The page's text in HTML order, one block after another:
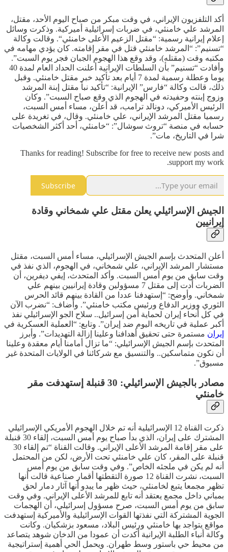
أكد التلفزيون الإيراني، في وقت مبكر من صباح اليوم الأحد، مقتل،
المرشد علي خامنئي، في ضربات إسرائيلية أميركية. وذكرت وسائل
إعلام إيرانية رسمية: “مقتل الزعيم الأعلى خامنئي“. وقالت وكالة
“تسنيم”: “المرشد خامنئي قتل في مقر إقامته. كان يؤدي مهامه في
مكتبه وقت (مقتله)، وقد وقع هذا الهجوم الجبان فجر يوم السبت”.
وأفادت “تسنيم” بأن السلطات الإيرانية أعلنت الحداد العام لمدة 40
يوما وعطلة رسمية لمدة 7 أيام بعد تأكيد خبر مقتل خامنئي. وقبل
ذلك، قالت وكالة “فارس” الإيرانية: “تأكيد نبأ مقتل إبنة المرشد
وزوج إبنته وحفيدته في الهجوم الذي وقع صباح السبت”. وكان
الرئيس الأميركي، دونالد ترامب، قد أعلن، مساء أمس السبت،
رسميا مقتل المرشد الإيراني، علي خامنئي. وقال، في تغريدة على
حسابه في منصة “تروث سوشال”: “خامنئي، أحد أكثر الشخصيات
شرا في التاريخ، مات”.
Thanks for reading! Subscribe for free to receive new posts and
support my work.
Subscribe
الجيش الإسرائيلي يعلن مقتل علي شمخاني وقادة
إيرانيين
أعلن المتحدث بإسم الجيش الإسرائيلي، مساء أمس السبت، مقتل
مستشار المرشد الإيراني، علي شمخاني، في الهجوم، الذي نفذ في
وقت سابق من يوم أمس السبت. وأكد المتحدث، إيفي ديفرين، أن
الضربات أدت إلى مقتل 7 مسؤولين وقادة إيرانيين بينهم علي
شمخاني. وأوضح: “إستهدفنا عددا من القادة بينهم قائد الحرس
الثوري ووزير الدفاع ورئيس مكتب خامنئي”. وأضاف: “نضرب الآن
في كل أنحاء إيران لحماية أمن إسرائيل.. سلاح الجو الإسرائيلي نفذ
أكبر عملية في تاريخه اليوم ضد إيران”. وتابع: “العملية العسكرية في
إيران مستمرة حتى تحقيق أهدافنا وعلينا إزالة التهديدات”. وأبرز
المتحدث بإسم الجيش الإسرائيلي: “ما تزال أمامنا أيام معقدة وعلينا
أن نكون متماسكين.. والتنسيق مع شركائنا في الولايات المتحدة غير
مسبوق”.
مصادر بالجيش الإسرائيلي: 30 قنبلة إستهدفت مقر
خامنئي
ذكرت القناة 12 الإسرائيلية أنه تم خلال الهجوم الأمريكي الإسرائيلي
المشترك على إيران، الذي بدأ صباح يوم أمس السبت، إلقاء 30 قنبلة
على مقر إقامة المرشد الأعلى الإيراني. وقالت القناة “تم إلقاء 30
قنبلة على المقر، كان علي خامنئي تحت الأرض، لكن من المحتمل
أنه لم يكن في ملجئه الخاص”. وفي وقت سابق من يوم أمس
السبت، نشرت القناة 12 صورة التقطتها أقمار صناعية قالت أنها
تظهر مجمعا يتبع لخامنئي، حيث ظهر ما يبدو أنها آثار دمار لحق
بمباني داخل مجمع يعتقد أنه تابع للمرشد الأعلى الإيراني. وفي وقت
سابق من يوم أمس السبت، صرح مسؤول إسرائيلي، أن الهجمات
الجوية المشتركة التي نفذتها القوات الإسرائيلية والأميركية إستهدفت
مواقع يتواجد بها خامنئي ورئيس البلاد، مسعود بزشكيان. وكانت
وكالة أنباء الطلبة الإيرانية أكدت أن عمودا من الدخان شوهد يتصاعد
من محيط حي باستور وسط طهران. ويحمل الحي أهمية إستراتيجية